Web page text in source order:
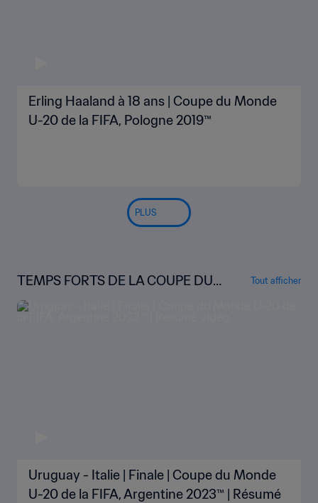
Erling Haaland à 18 ans | Coupe du Monde
U-20 de la FIFA, Pologne 2019™
PLUS
TEMPS FORTS DE LA COUPE DU
MONDE U-20 DE LA FIFA, ARGENT
INE 2023™
Tout afficher
Uruguay - Italie | Finale | Coupe du Monde
U-20 de la FIFA, Argentine 2023™ | Résumé